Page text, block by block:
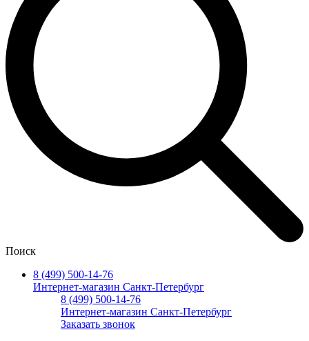
Поиск
8 (499) 500-14-76
Интернет-магазин Санкт-Петербург
8 (499) 500-14-76
Интернет-магазин Санкт-Петербург
Заказать звонок